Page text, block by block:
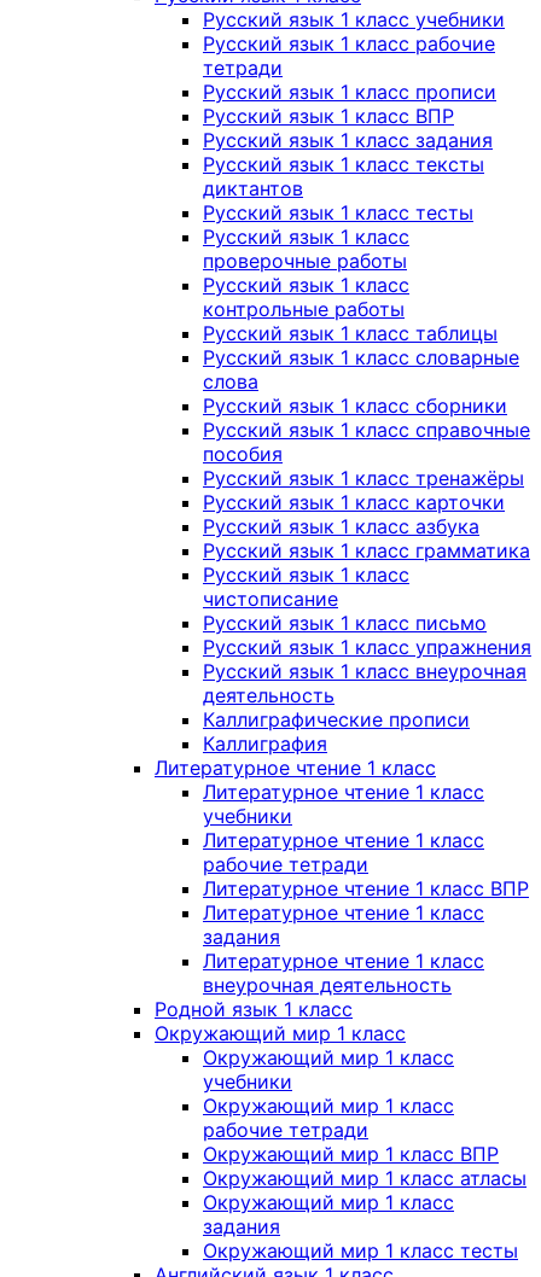
Русский язык 1 класс учебники
Русский язык 1 класс рабочие
тетради
Русский язык 1 класс прописи
Русский язык 1 класс ВПР
Русский язык 1 класс задания
Русский язык 1 класс тексты
диктантов
Русский язык 1 класс тесты
Русский язык 1 класс
проверочные работы
Русский язык 1 класс
контрольные работы
Русский язык 1 класс таблицы
Русский язык 1 класс словарные
слова
Русский язык 1 класс сборники
Русский язык 1 класс справочные
пособия
Русский язык 1 класс тренажёры
Русский язык 1 класс карточки
Русский язык 1 класс азбука
Русский язык 1 класс грамматика
Русский язык 1 класс
чистописание
Русский язык 1 класс письмо
Русский язык 1 класс упражнения
Русский язык 1 класс внеурочная
деятельность
Каллиграфические прописи
Каллиграфия
Литературное чтение 1 класс
Литературное чтение 1 класс
учебники
Литературное чтение 1 класс
рабочие тетради
Литературное чтение 1 класс ВПР
Литературное чтение 1 класс
задания
Литературное чтение 1 класс
внеурочная деятельность
Родной язык 1 класс
Окружающий мир 1 класс
Окружающий мир 1 класс
учебники
Окружающий мир 1 класс
рабочие тетради
Окружающий мир 1 класс ВПР
Окружающий мир 1 класс атласы
Окружающий мир 1 класс
задания
Окружающий мир 1 класс тесты